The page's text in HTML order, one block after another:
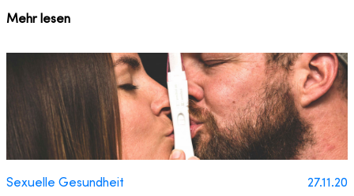
Mehr lesen
Sexuelle Gesundheit 27.11.20